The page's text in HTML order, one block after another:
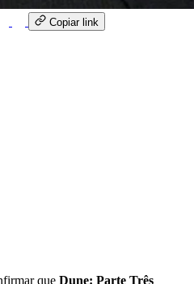
Copiar link
que Dune: Parte Três